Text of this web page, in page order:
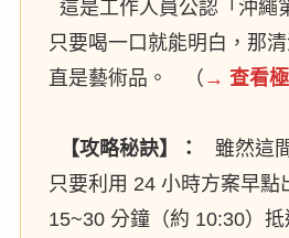
這是工作人員公認「沖繩
只要喝一口就能明白，那
直是藝術品。 （ → 查看
【攻略秘訣】：
雖然這
只要利用 24 小時方案早點
15~30 分鐘（約 10:30）